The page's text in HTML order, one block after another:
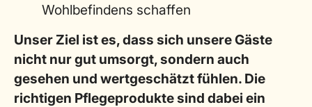
Wohlbefindens schaffen
Unser Ziel ist es, dass sich unsere Gäste
nicht nur gut umsorgt, sondern auch
gesehen und wertgeschätzt fühlen. Die
richtigen Pflegeprodukte sind dabei ein